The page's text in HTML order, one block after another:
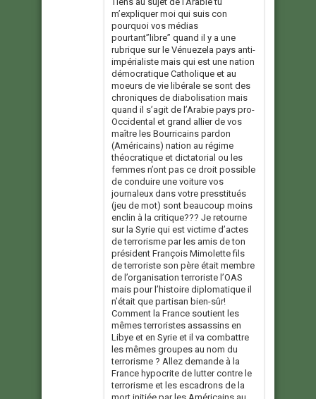
m’expliquer moi qui suis con
pourquoi vos médias
pourtant”libre” quand il y a une
rubrique sur le Vénuezela pays anti-
impérialiste mais qui est une nation
démocratique Catholique et au
moeurs de vie libérale se sont des
chroniques de diabolisation mais
quand il s’agit de l’Arabie pays pro-
Occidental et grand allier de vos
maître les Bourricains pardon
(Américains) nation au régime
théocratique et dictatorial ou les
femmes n’ont pas ce droit possible
de conduire une voiture vos
journaleux dans votre presstitués
(jeu de mot) sont beaucoup moins
enclin à la critique??? Je retourne
sur la Syrie qui est victime d’actes
de terrorisme par les amis de ton
président François Mimolette fils
de terroriste son père était membre
de l’organisation terroriste l’OAS
mais pour l’histoire diplomatique il
n’était que partisan bien-sûr!
Comment la France soutient les
mêmes terroristes assassins en
Libye et en Syrie et il va combattre
les mêmes groupes au nom du
terrorisme ? Allez demande à la
France hypocrite de lutter contre le
terrorisme et les escadrons de la